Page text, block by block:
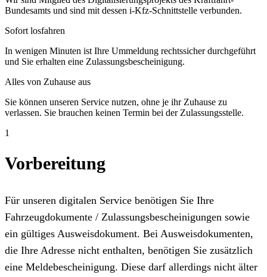
Bundesamts und sind mit dessen i-Kfz-Schnittstelle verbunden.
Sofort losfahren
In wenigen Minuten ist Ihre Ummeldung rechtssicher durchgeführt
und Sie erhalten eine Zulassungsbescheinigung.
Alles von Zuhause aus
Sie können unseren Service nutzen, ohne je ihr Zuhause zu
verlassen. Sie brauchen keinen Termin bei der Zulassungsstelle.
1
Vorbereitung
Für unseren digitalen Service benötigen Sie Ihre
Fahrzeugdokumente / Zulassungsbescheinigungen sowie
ein gültiges Ausweisdokument. Bei Ausweisdokumenten,
die Ihre Adresse nicht enthalten, benötigen Sie zusätzlich
eine Meldebescheinigung. Diese darf allerdings nicht älter